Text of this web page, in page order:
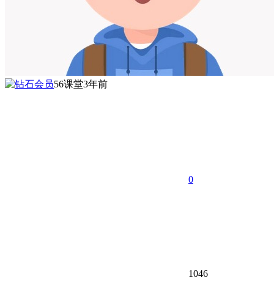
56课堂3年前
0
1046